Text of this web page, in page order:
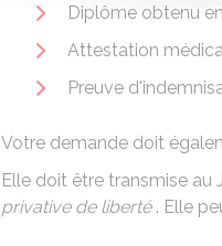
Diplôme obtenu
Attestation
Preuve
Votre demande doit
Elle doit être transmise au
privative de liberté. Elle